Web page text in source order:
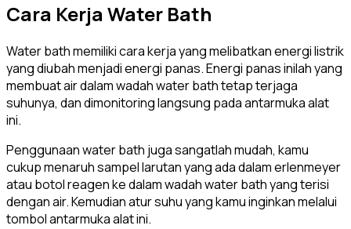
Cara Kerja Water Bath
Water bath memiliki cara kerja yang melibatkan energi listrik
yang diubah menjadi energi panas. Energi panas inilah yang
membuat air dalam wadah water bath tetap terjaga
suhunya, dan dimonitoring langsung pada antarmuka alat
ini.
Penggunaan water bath juga sangatlah mudah, kamu
cukup menaruh sampel larutan yang ada dalam erlenmeyer
atau botol reagen ke dalam wadah water bath yang terisi
dengan air. Kemudian atur suhu yang kamu inginkan melalui
tombol antarmuka alat ini.